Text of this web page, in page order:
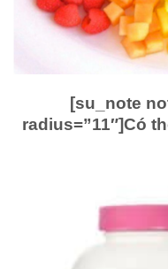
[su_note
radius=”11″]Có